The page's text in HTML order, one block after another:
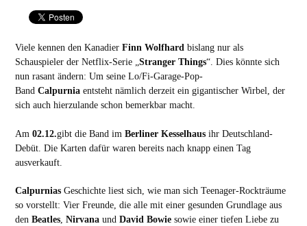
Viele kennen den Kanadier Finn Wolfhard bislang nur als
Schauspieler der Netflix-Serie „ Stranger Things“. Dies könnte sich
nun rasant ändern: Um seine Lo/Fi-Garage-Pop-
Band Calpurnia entsteht nämlich derzeit ein gigantischer Wirbel, der
sich auch hierzulande schon bemerkbar macht.
Am 02.12.gibt die Band im Berliner Kesselhausihr Deutschland-
Debüt. Die Karten dafür waren bereits nach knapp einen Tag
ausverkauft.
Calpurnias Geschichte liest sich, wie man sich Teenager-Rockträume
so vorstellt: Vier Freunde, die alle mit einer gesunden Grundlage aus
den Beatles, Nirvana und David Bowie sowie einer tiefen Liebe zu